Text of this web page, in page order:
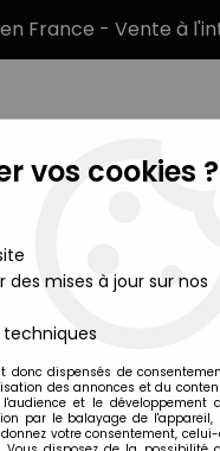
France - Vente à
(JG) Geordi LaForge
THE
(JG)
vos cookies ?
mises à jour sur nos
donc dispensés de
des annonces et du
et le développement
par le balayage de l'appareil,
votre consentement,